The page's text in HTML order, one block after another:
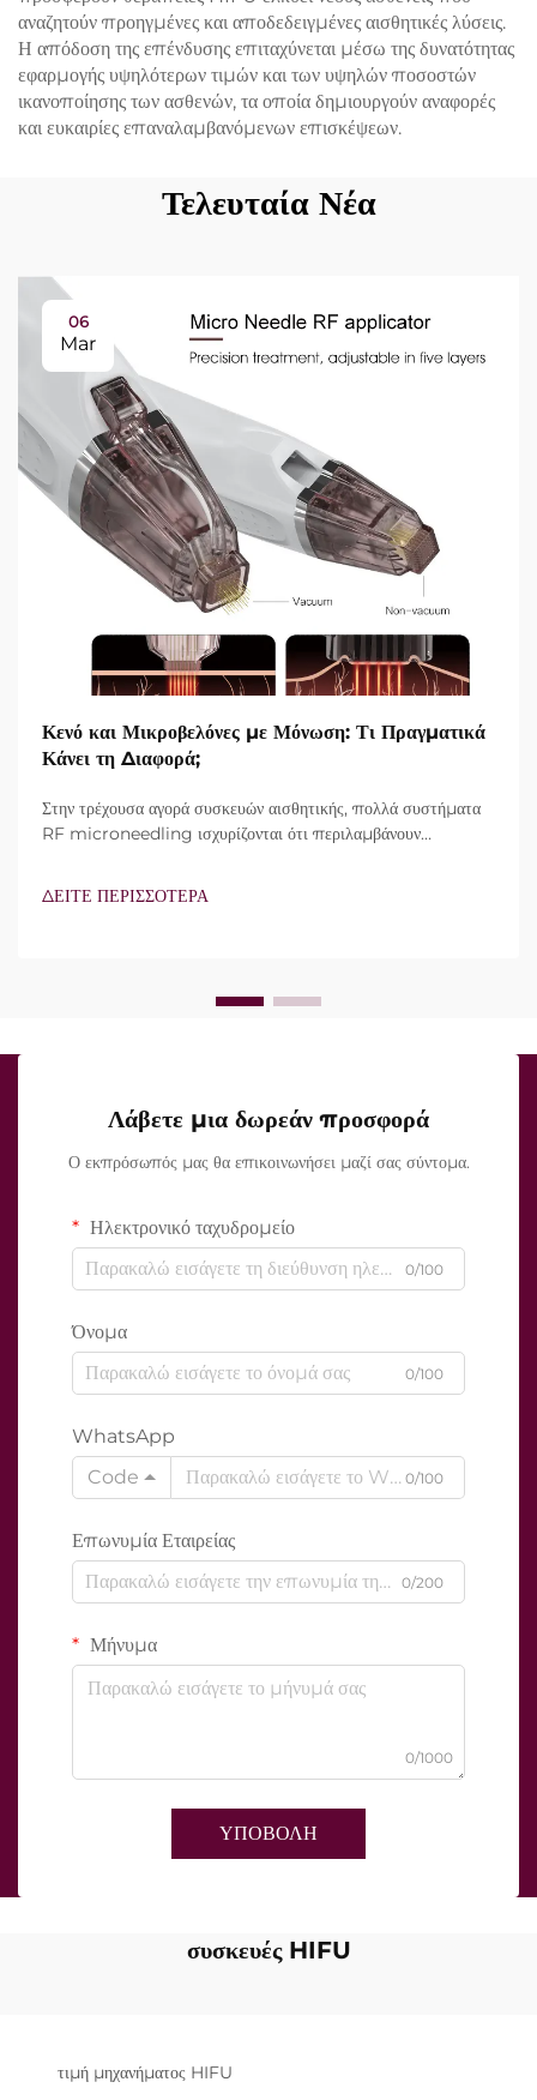
αναζητούν προηγμένες και αποδεδειγμένες αισθητικές λύσεις.
Η απόδοση της επένδυσης επιταχύνεται μέσω της δυνατότητας
εφαρμογής υψηλότερων τιμών και των υψηλών ποσοστών
ικανοποίησης των ασθενών, τα οποία δημιουργούν αναφορές
και ευκαιρίες επαναλαμβανόμενων επισκέψεων.
Τελευταία Νέα
06
Mar
Κενό και Μικροβελόνες με Μόνωση: Τι Πραγματικά
Κάνει τη Διαφορά;
Στην τρέχουσα αγορά συσκευών αισθητικής, πολλά συστήματα
RF microneedling ισχυρίζονται ότι περιλαμβάνουν
χαρακτηριστικά υπάρχουν, αλλά πώς λειτουργούν ακριβώς κατά
ΔΕΙΤΕ ΠΕΡΙΣΣΟΤΕΡΑ
Λάβετε μια δωρεάν προσφορά
Ο εκπρόσωπός μας θα επικοινωνήσει μαζί σας σύντομα.
Ηλεκτρονικό ταχυδρομείο
0/100
Όνομα
0/100
WhatsApp
Code
0/100
Επωνυμία Εταιρείας
0/200
Μήνυμα
0/1000
ΥΠΟΒΟΛΗ
συσκευές HIFU
τιμή μηχανήματος HIFU